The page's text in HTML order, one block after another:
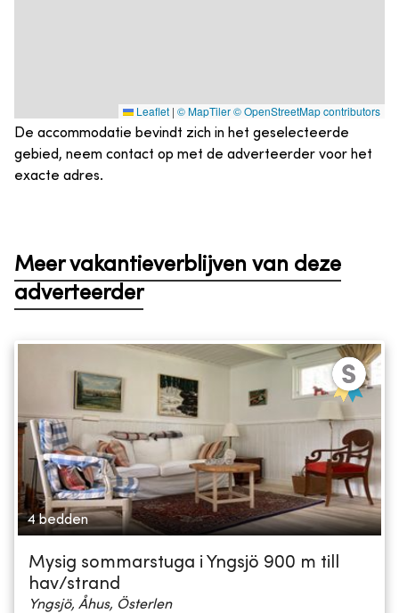
Leaflet | © MapTiler© OpenStreetMap contributors
De accommodatie bevindt zich in het geselecteerde
gebied, neem contact op met de adverteerder voor het
exacte adres.
Meer vakantieverblijven van deze
adverteerder
4 bedden
Mysig sommarstuga i Yngsjö 900 m till
hav/strand
Yngsjö, Åhus, Österlen